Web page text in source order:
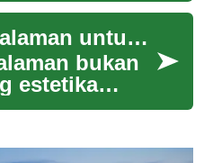
Reka Bentuk Dalaman untuk Kesejahteraan
bukan
estetika
dalam
...